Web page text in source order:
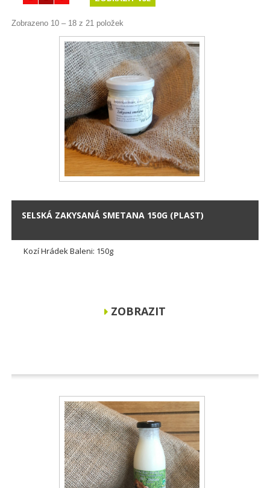
Zobrazeno 10 – 18 z 21 položek
SELSKÁ ZAKYSANÁ SMETANA 150G (PLAST)
Kozí Hrádek Baleni: 150g
ZOBRAZIT